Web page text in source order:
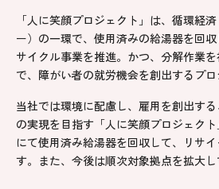
「人に笑顔プロジェクト」は、循環経
ー）の一環で、使用済みの給湯器を回
サイクル事業を推進。かつ、分解作業
で、障がい者の就労機会を創出するプロ
当社では環境に配慮し、雇用を創出す
の実現を目指す「人に笑顔プロジェク
にて使用済み給湯器を回収して、リサ
す。また、今後は順次対象拠点を拡大し